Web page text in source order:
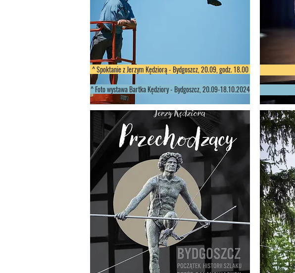
^ Spoktanie z Jerzym Kędziorą - Bydgoszcz, 20.09, godz. 18.00
^ Foto wystawa Bartka Kędziory - Bydgoszcz, 20.09-18.10.2024